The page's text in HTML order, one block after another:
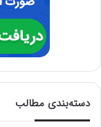
دسته‌بندی مطالب